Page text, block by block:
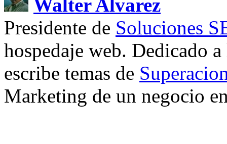
Walter Alvarez
Presidente de Soluciones
hospedaje web. Dedicado
escribe temas de
Marketing de un negocio